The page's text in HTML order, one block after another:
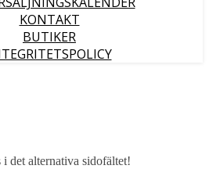
KONTAKT
BUTIKER
det alternativa sidofältet!